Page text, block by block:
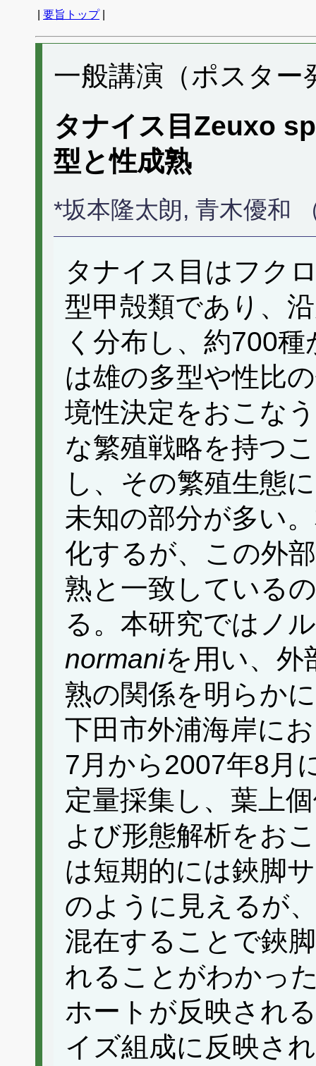
要旨トップ|
一般講演（ポスター
タナイス目Zeuxo
型と性成熟
*坂本隆太朗, 青木優和
タナイス目はフク
型甲殻類であり、
く分布し、約700
は雄の多型や性比
境性決定をおこな
な繁殖戦略を持つ
し、その繁殖生態
未知の部分が多い
化するが、この外
熟と一致している
る。本研究ではノ
normaniを用い、外
熟の関係を明らか
下田市外浦海岸に
7月から2007年8月
定量採集し、葉上
よび形態解析をお
は短期的には鋏脚
のように見えるが
混在することで鋏
れることがわかっ
ホートが反映され
イズ組成に反映さ